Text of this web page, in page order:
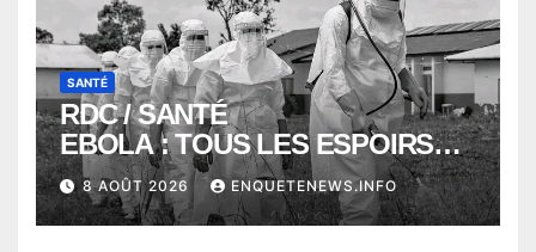
SANTÉ
RDC / SANTÉ
EBOLA : TOUS LES ESPOIRS
VONT VERS SEPTEMBRE
ALORS QUE L’ÉPIDÉMIE TEND
VERS 2000 DÉCÈS
8 AOÛT 2026 ENQUETENEWS.INFO